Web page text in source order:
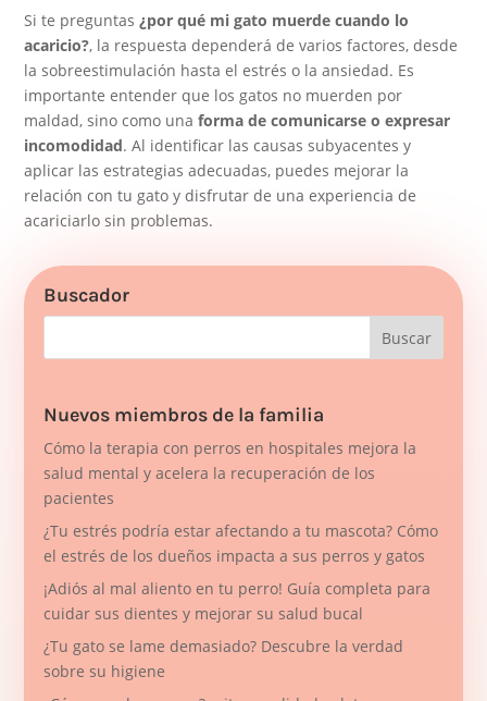
Si te preguntas¿por qué mi gato muerde cuando lo
acaricio?, la respuesta dependerá de varios factores, desde
la sobreestimulación hasta el estrés o la ansiedad. Es
importante entender que los gatos no muerden por
maldad, sino como una forma de comunicarse o expresar
incomodidad. Al identificar las causas subyacentes y
aplicar las estrategias adecuadas, puedes mejorar la
relación con tu gato y disfrutar de una experiencia de
acariciarlo sin problemas.
Buscador
Nuevos miembros de la familia
Cómo la terapia con perros en hospitales mejora la
salud mental y acelera la recuperación de los
pacientes
¿Tu estrés podría estar afectando a tu mascota? Cómo
el estrés de los dueños impacta a sus perros y gatos
¡Adiós al mal aliento en tu perro! Guía completa para
cuidar sus dientes y mejorar su salud bucal
¿Tu gato se lame demasiado? Descubre la verdad
sobre su higiene